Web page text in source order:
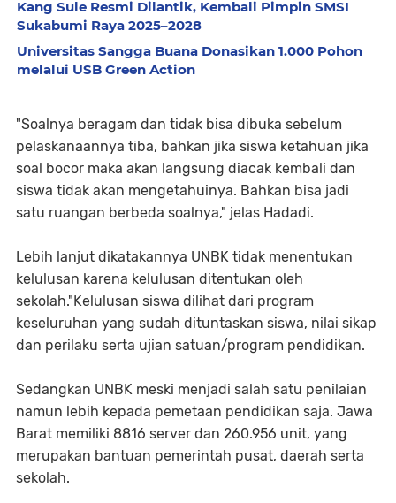
Kang Sule Resmi Dilantik, Kembali Pimpin SMSI
Sukabumi Raya 2025–2028
Universitas Sangga Buana Donasikan 1.000 Pohon
melalui USB Green Action
"Soalnya beragam dan tidak bisa dibuka sebelum
pelaskanaannya tiba, bahkan jika siswa ketahuan jika
soal bocor maka akan langsung diacak kembali dan
siswa tidak akan mengetahuinya. Bahkan bisa jadi
satu ruangan berbeda soalnya," jelas Hadadi.
Lebih lanjut dikatakannya UNBK tidak menentukan
kelulusan karena kelulusan ditentukan oleh
sekolah."Kelulusan siswa dilihat dari program
keseluruhan yang sudah dituntaskan siswa, nilai sikap
dan perilaku serta ujian satuan/program pendidikan.
Sedangkan UNBK meski menjadi salah satu penilaian
namun lebih kepada pemetaan pendidikan saja. Jawa
Barat memiliki 8816 server dan 260.956 unit, yang
merupakan bantuan pemerintah pusat, daerah serta
sekolah.